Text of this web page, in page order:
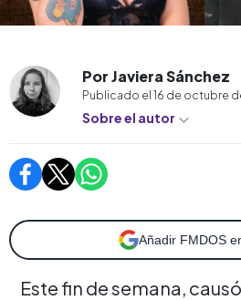
Por Javiera Sánchez
Publicado el 16 de octubre
Sobre el autor
Añadir FMDOS
Este fin de semana,